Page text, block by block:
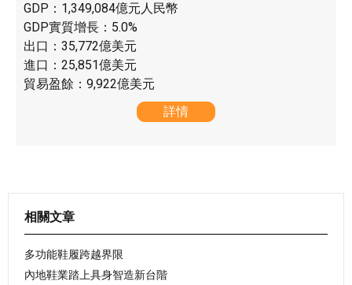
GDP：1,349,084億元人民幣
GDP實質增長：5.0%
出口：35,772億美元
進口：25,851億美元
貿易盈餘：9,922億美元
詳情
相關文章
多功能鞋履跨越界限
內地鞋業踏上具身智造新台階